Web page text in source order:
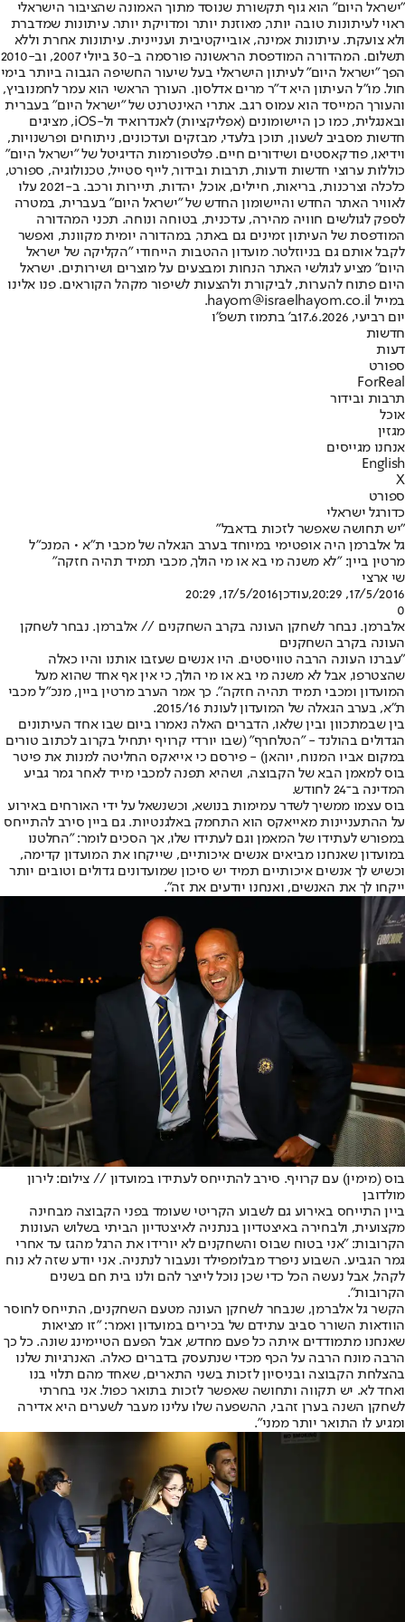
"ישראל היום" הוא גוף תקשורת שנוסד מתוך האמונה שהציבור הישראלי
ראוי לעיתונות טובה יותר, מאוזנת יותר ומדויקת יותר. עיתונות שמדברת
ולא צועקת. עיתונות אמינה, אובייקטיבית ועניינית. עיתונות אחרת וללא
תשלום. המהדורה המודפסת הראשונה פורסמה ב-30 ביולי 2007, וב-2010
הפך "ישראל היום" לעיתון הישראלי בעל שיעור החשיפה הגבוה ביותר בימי
חול. מו"ל העיתון היא ד"ר מרים אדלסון. העורך הראשי הוא עמר לחמנוביץ,
והעורך המייסד הוא עמוס רגב. אתרי האינטרנט של "ישראל היום" בעברית
ובאנגלית, כמו כן היישומונים (אפליקציות) לאנדרואיד ול-iOS, מציגים
חדשות מסביב לשעון, תוכן בלעדי, מבזקים ועדכונים, ניתוחים ופרשנויות,
וידיאו, פודקאסטים ושידורים חיים. פלטפורמות הדיגיטל של "ישראל היום"
כוללות ערוצי חדשות ודעות, תרבות ובידור, לייף סטייל, טכנולוגיה, ספורט,
כלכלה וצרכנות, בריאות, חיילים, אוכל, יהדות, תיירות ורכב. ב-2021 עלו
לאוויר האתר החדש והיישומון החדש של "ישראל היום" בעברית, במטרה
לספק לגולשים חוויה מהירה, עדכנית, בטוחה ונוחה. תכני המהדורה
המודפסת של העיתון זמינים גם באתר, במהדורה יומית מקוונת, ואפשר
לקבל אותם גם בניוזלטר. מועדון ההטבות הייחודי "הקליקה של ישראל
היום" מציע לגולשי האתר הנחות ומבצעים על מוצרים ושירותים. ישראל
היום פתוח להערות, לביקורת ולהצעות לשיפור מקהל הקוראים. פנו אלינו
במייל hayom@israelhayom.co.il.
יום רביעי, 17.6.2026
ב' בתמוז תשפ"ו
חדשות
דעות
ספורט
ForReal
תרבות ובידור
אוכל
מגזין
אנחנו מגייסים
English
X
ספורט
כדורגל ישראלי
"יש תחושה שאפשר לזכות בדאבל"
גל אלברמן היה אופטימי במיוחד בערב הגאלה של מכבי ת"א • המנכ"ל
מרטין ביין: "לא משנה מי בא או מי הולך, מכבי תמיד תהיה חזקה"
שי ארצי
17/5/2016, 20:29
,עודכן17/5/2016, 20:29
0
אלברמן. נבחר לשחקן העונה בקרב השחקנים // אלברמן. נבחר לשחקן
העונה בקרב השחקנים
"עברנו העונה הרבה טוויסטים. היו אנשים שעזבו אותנו והיו כאלה
שהצטרפו, אבל לא משנה מי בא או מי הולך, כי אין אף אחד שהוא מעל
המועדון ומכבי תמיד תהיה חזקה". כך אמר הערב מרטין ביין, מנכ"ל מכבי
ת"א, בערב הגאלה של המועדון לעונת 2015/16.
בין שבמתכוון ובין שלאו, הדברים האלה נאמרו ביום שבו אחד העיתונים
הגדולים בהולנד - "הטלחרף" (שבו יורדי קרויף יתחיל בקרוב לכתוב טורים
במקום אביו המנוח, יוהאן) - פירסם כי אייאקס החליטה למנות את פיטר
בוס למאמן הבא של הקבוצה, ושהיא תפנה למכבי מייד לאחר גמר גביע
המדינה ב־24 לחודש.
בוס עצמו ממשיך לשדר עמימות בנושא, וכשנשאל על ידי האורחים באירוע
על ההתעניינות מאייאקס הוא התחמק באלגנטיות. גם ביין סירב להתייחס
במפורש לעתידו של המאמן וגם לעתידו שלו, אך הסכים לומר: "החלטנו
במועדון שאנחנו מביאים אנשים איכותיים, שייקחו את המועדון קדימה,
וכשיש לך אנשים איכותיים תמיד יש סיכון שמועדונים גדולים וטובים יותר
ייקחו לך את האנשים, ואנחנו יודעים את זה".
בוס (מימין) עם קרויף. סירב להתייחס לעתידו במועדון // צילום: לירון
מולדובן
ביין התייחס באירוע גם לשבוע הקריטי שעומד בפני הקבוצה מבחינה
מקצועית, ולבחירה באיצטדיון בנתניה לאיצטדיון הביתי בשלוש העונות
הקרובות: "אני בטוח שבוס והשחקנים לא יורידו את הרגל מהגז עד אחרי
גמר הגביע. השבוע ניפרד מבלומפילד ונעבור לנתניה. אני יודע שזה לא נוח
לקהל, אבל נעשה הכל כדי שכן נוכל לייצר להם ולנו בית חם בשנים
הקרובות".
הקשר גל אלברמן, שנבחר לשחקן העונה מטעם השחקנים, התייחס לחוסר
הוודאות השורר סביב עתידם של בכירים במועדון ואמר: "זו מציאות
שאנחנו מתמודדים איתה כל פעם מחדש, אבל הפעם הטיימינג שונה. כל כך
הרבה מונח הרבה על הכף מכדי שנתעסק בדברים כאלה. האנרגיות שלנו
בהצלחת הקבוצה ובניסיון לזכות בשני התארים, שאחד מהם תלוי בנו
ואחד לא. יש תקווה ותחושה שאפשר לזכות בתואר כפול. אני בחרתי
לשחקן השנה בערן זהבי, ההשפעה שלו עלינו מעבר לשערים היא אדירה
ומגיע לו התואר יותר ממני".